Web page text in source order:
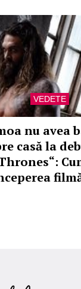
VEDETE
nu avea
casă la